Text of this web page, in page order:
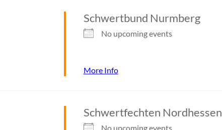
Schwertbund Nurmberg
No upcoming events
More Info
Schwertfechten Nordhessen
No upcoming events